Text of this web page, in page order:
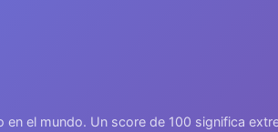
el mundo. Un score de 100 significa